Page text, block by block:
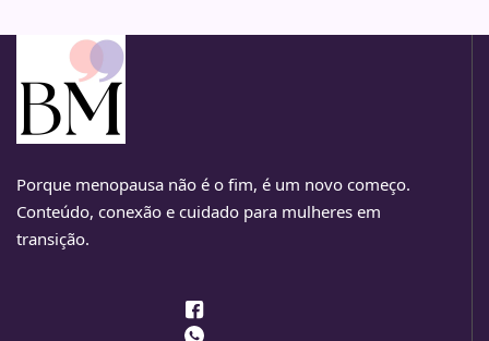
Porque menopausa não é o fim, é um novo começo.
Conteúdo, conexão e cuidado para mulheres em
transição.